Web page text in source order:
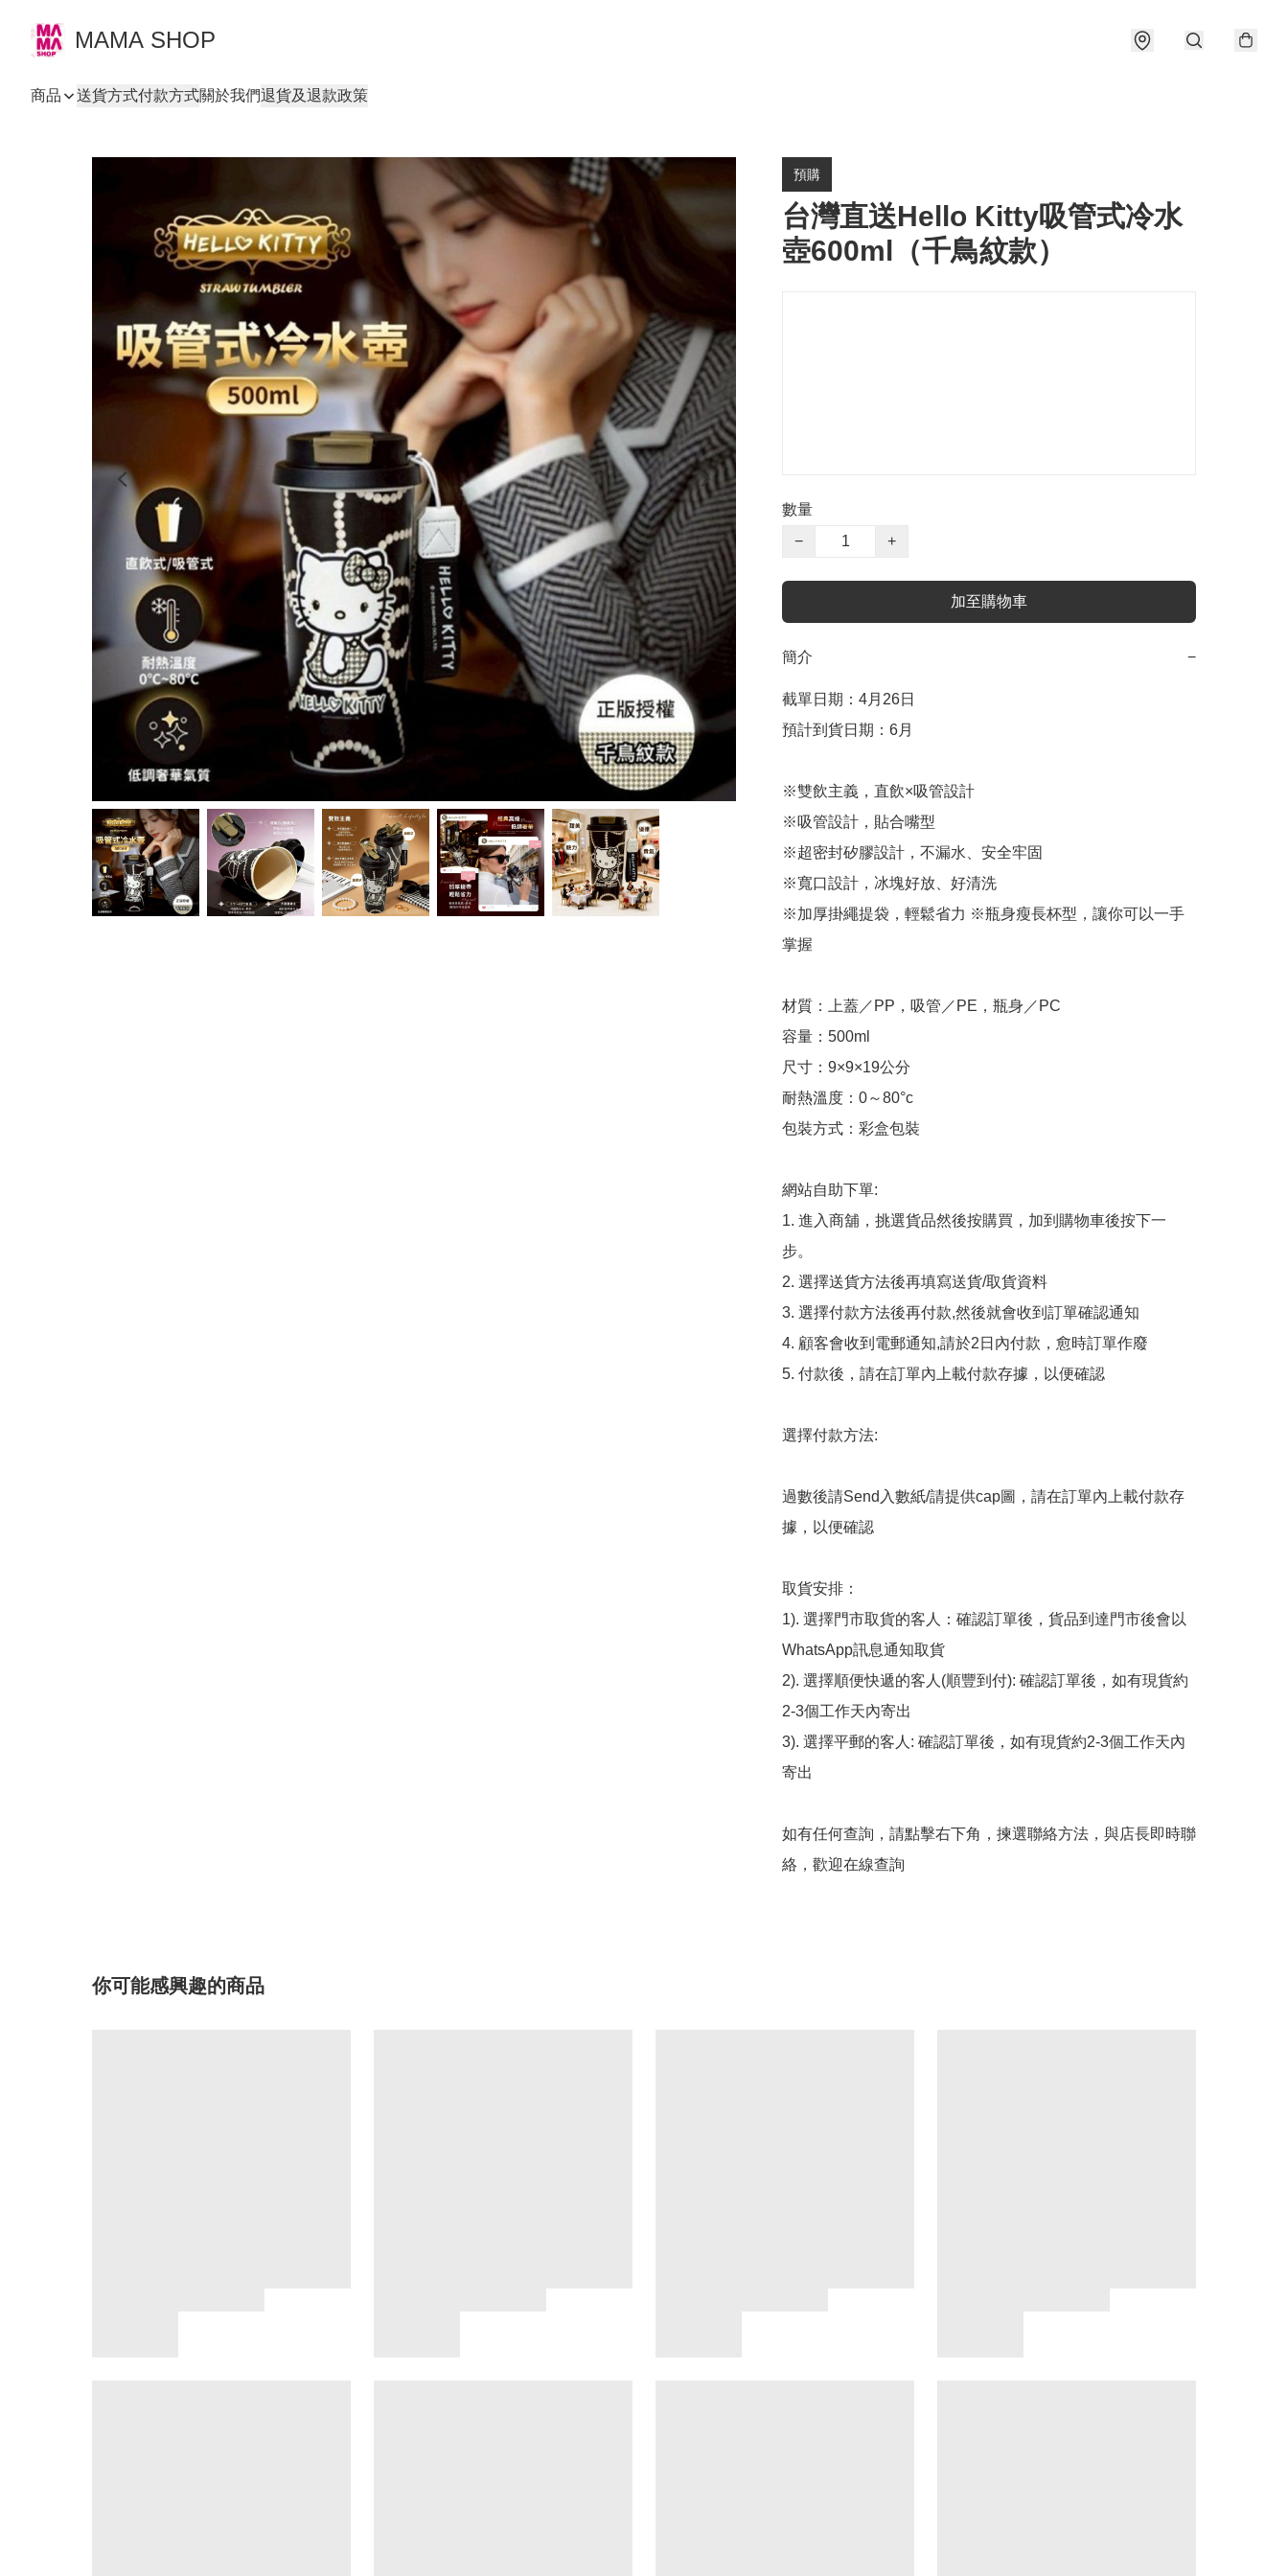
MAMA SHOP
商品 送貨方式付款方式關於我們退貨及退款政策
預購
台灣直送Hello Kitty吸管式冷水
壺600ml（千鳥紋款）
數量
−
+
加至購物車
簡介 −
截單日期：4月26日
預計到貨日期：6月
※雙飲主義，直飲×吸管設計
※吸管設計，貼合嘴型
※超密封矽膠設計，不漏水、安全牢固
※寬口設計，冰塊好放、好清洗
※加厚掛繩提袋，輕鬆省力 ※瓶身瘦長杯型，讓你可以一手
掌握
材質：上蓋／PP，吸管／PE，瓶身／PC
容量：500ml
尺寸：9×9×19公分
耐熱溫度：0～80°c
包裝方式：彩盒包裝
網站自助下單:
1. 進入商舖，挑選貨品然後按購買，加到購物車後按下一
步。
2. 選擇送貨方法後再填寫送貨/取貨資料
3. 選擇付款方法後再付款,然後就會收到訂單確認通知
4. 顧客會收到電郵通知,請於2日內付款，愈時訂單作廢
5. 付款後，請在訂單內上載付款存據，以便確認
選擇付款方法:
過數後請Send入數紙/請提供cap圖，請在訂單內上載付款存
據，以便確認
取貨安排：
1). 選擇門市取貨的客人：確認訂單後，貨品到達門市後會以
WhatsApp訊息通知取貨
2). 選擇順便快遞的客人(順豐到付): 確認訂單後，如有現貨約
2-3個工作天內寄出
3). 選擇平郵的客人: 確認訂單後，如有現貨約2-3個工作天內
寄出
如有任何查詢，請點擊右下角，揀選聯絡方法，與店長即時聯
絡，歡迎在線查詢
你可能感興趣的商品